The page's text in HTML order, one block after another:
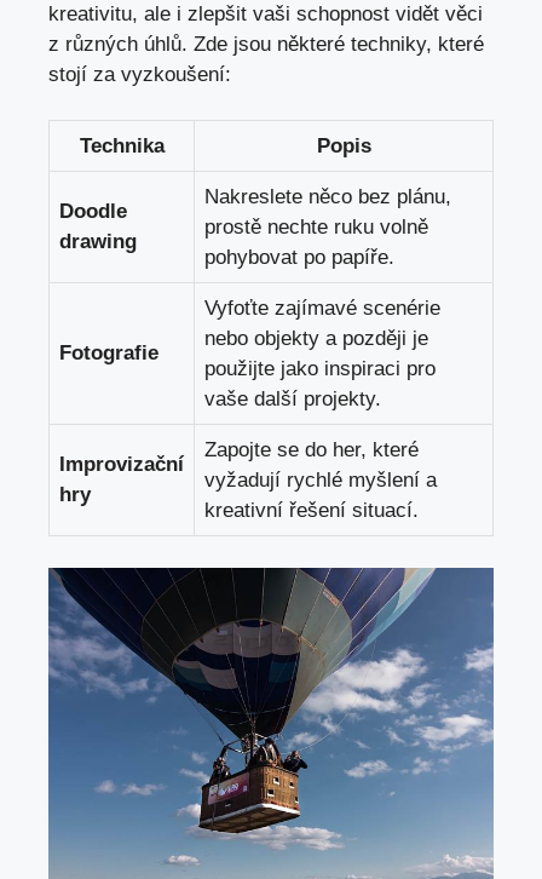
kreativitu, ale i zlepšit vaši schopnost vidět věci
z různých úhlů. Zde jsou některé techniky, které
stojí za vyzkoušení:
Technika Popis
Doodle
drawing
Nakreslete něco bez plánu,
prostě nechte ruku volně
pohybovat po papíře.
Fotografie
Vyfoťte zajímavé scenérie
nebo objekty a později je
použijte jako inspiraci pro
vaše další projekty.
Improvizační
hry
Zapojte se do her, které
vyžadují rychlé myšlení a
kreativní řešení situací.